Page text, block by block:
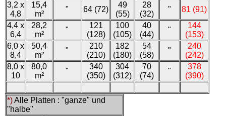
3,2 x
4,8
15,4
m²
" 64 (72)
49
(55)
28
(32)
"
81 (91)
4,4 x
6,4
28,2
m²
"
121
(128)
100
(105)
40
(44)
"
144
(153)
6,0 x
8,4
50,4
m²
"
210
(210)
182
(180)
54
(58)
"
240
(242)
8,0 x
10
80,0
m²
"
340
(350)
304
(312)
70
(74)
"
378
(390)
*)Alle Platten : "ganze" und
"halbe"